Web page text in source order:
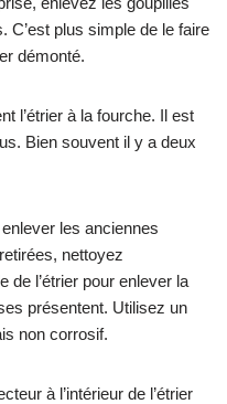
C’est plus simple de le faire
démonté.
l’étrier à la fourche. Il est
Bien souvent il y a deux
les anciennes
nettoyez
de l’étrier pour enlever la
présentent. Utilisez un
non corrosif.
à l’intérieur de l’étrier